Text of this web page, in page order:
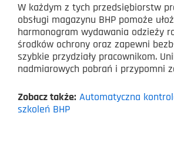
W każdym z tych przedsiębiorstw
obsługi magazynu BHP pomoże
harmonogram wydawania odzieży
środków ochrony oraz zapewni
szybkie przydziały pracownikom.
nadmiarowych pobrań i przypomni
Zobacz także: Automatyczna
szkoleń BHP